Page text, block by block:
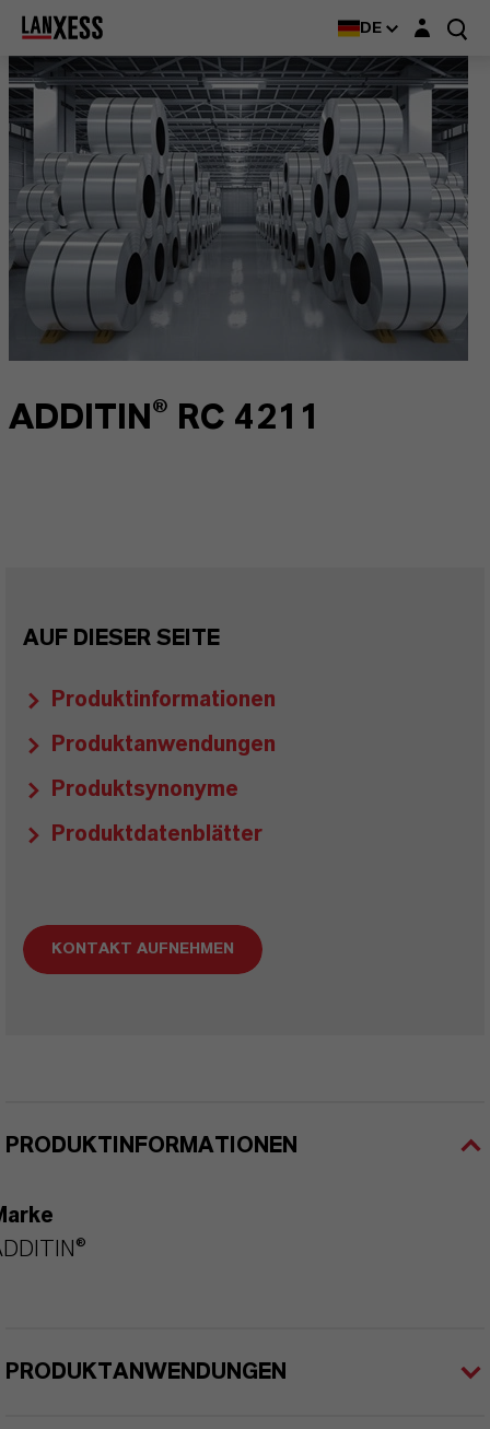
DE Login-Maske
ADDITIN® RC 4211
AUF DIESER SEITE
Produktinformationen
Produktanwendungen
Produktsynonyme
Produktdatenblätter
KONTAKT AUFNEHMEN
PRODUKTINFORMATIONEN
PRODUKTANWENDUNGEN